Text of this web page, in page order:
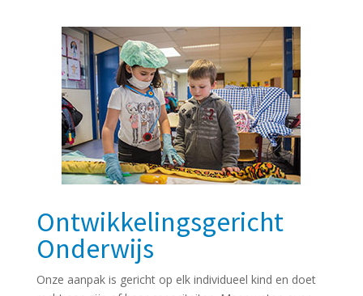
Ontwikkelingsgericht
Onderwijs
Onze aanpak is gericht op elk individueel kind en doet